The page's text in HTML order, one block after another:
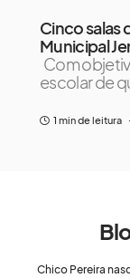
Cinco salas
Municipal
Com
escolar de
1 min de leitura
Chico Pereira